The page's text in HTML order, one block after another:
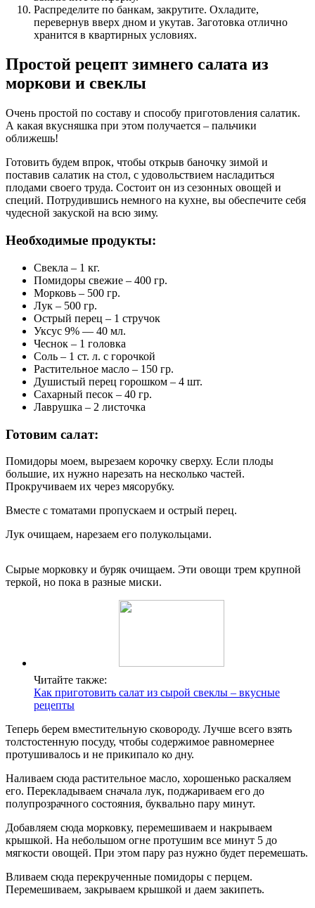
Распределите по банкам, закрутите. Охладите,
перевернув вверх дном и укутав. Заготовка отлично
хранится в квартирных условиях.
Простой рецепт зимнего салата из
моркови и свеклы
Очень простой по составу и способу приготовления салатик.
А какая вкусняшка при этом получается – пальчики
оближешь!
Готовить будем впрок, чтобы открыв баночку зимой и
поставив салатик на стол, с удовольствием насладиться
плодами своего труда. Состоит он из сезонных овощей и
специй. Потрудившись немного на кухне, вы обеспечите себя
чудесной закуской на всю зиму.
Необходимые продукты:
Свекла – 1 кг.
Помидоры свежие – 400 гр.
Морковь – 500 гр.
Лук – 500 гр.
Острый перец – 1 стручок
Уксус 9% — 40 мл.
Чеснок – 1 головка
Соль – 1 ст. л. с горочкой
Растительное масло – 150 гр.
Душистый перец горошком – 4 шт.
Сахарный песок – 40 гр.
Лаврушка – 2 листочка
Готовим салат:
Помидоры моем, вырезаем корочку сверху. Если плоды
большие, их нужно нарезать на несколько частей.
Прокручиваем их через мясорубку.
Вместе с томатами пропускаем и острый перец.
Лук очищаем, нарезаем его полукольцами.
Сырые морковку и буряк очищаем. Эти овощи трем крупной
теркой, но пока в разные миски.
Читайте также:
Как приготовить салат из сырой свеклы – вкусные
рецепты
Теперь берем вместительную сковороду. Лучше всего взять
толстостенную посуду, чтобы содержимое равномернее
протушивалось и не прикипало ко дну.
Наливаем сюда растительное масло, хорошенько раскаляем
его. Перекладываем сначала лук, поджариваем его до
полупрозрачного состояния, буквально пару минут.
Добавляем сюда морковку, перемешиваем и накрываем
крышкой. На небольшом огне протушим все минут 5 до
мягкости овощей. При этом пару раз нужно будет перемешать.
Вливаем сюда перекрученные помидоры с перцем.
Перемешиваем, закрываем крышкой и даем закипеть.